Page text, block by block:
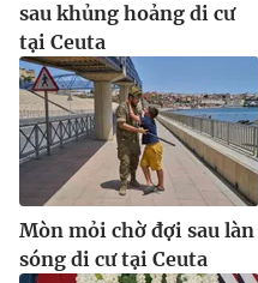
sau khủng hoảng di cư
tại Ceuta
Mòn mỏi chờ đợi sau làn
sóng di cư tại Ceuta